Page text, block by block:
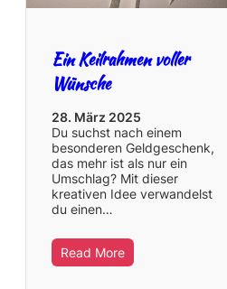
Ein Keilrahmen voller
Wünsche
28. März 2025
Du suchst nach einem
besonderen Geldgeschenk,
das mehr ist als nur ein
Umschlag? Mit dieser
kreativen Idee verwandelst
du einen…
Read More